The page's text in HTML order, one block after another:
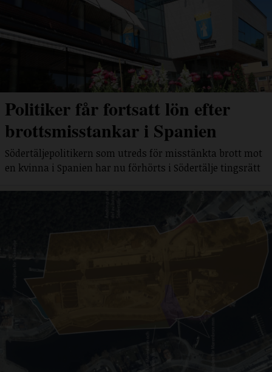
Politiker får fortsatt lön efter
brottsmisstankar i Spanien
Södertäljepolitikern som utreds för misstänkta brott mot
en kvinna i Spanien har nu förhörts i Södertälje tingsrätt